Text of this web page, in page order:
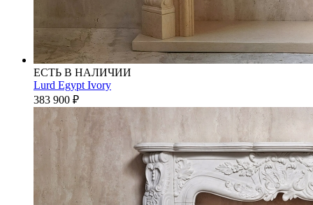
ЕСТЬ В НАЛИЧИИ
Lurd Egypt Ivory
383 900 ₽